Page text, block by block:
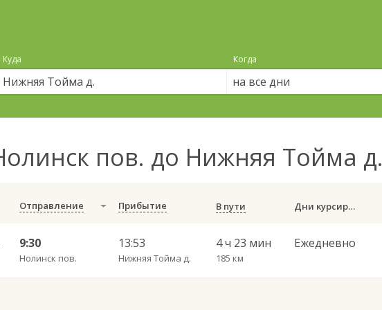
Куда Когда
на все дни
пов. до Нижняя Тойма д.
Отправление Прибытие В пути Дни курсирования
9:30
Нолинск пов.
13:53
Нижняя Тойма д.
4 ч 23 мин
185 км
Ежедневно